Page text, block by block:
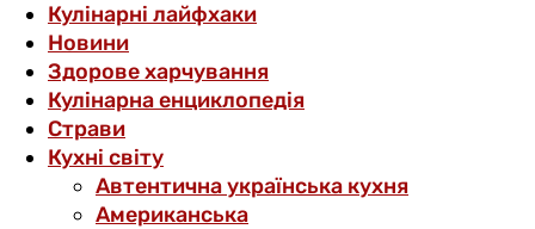
Кулінарні лайфхаки
Новини
Здорове харчування
Кулінарна енциклопедія
Страви
Кухні світу
Автентична українська кухня
Американська